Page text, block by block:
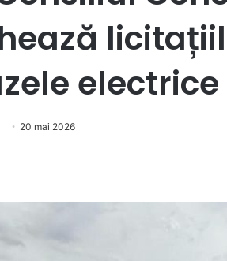
electrice
20 mai 2026